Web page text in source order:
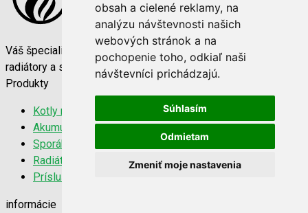
obsah a cielené reklamy, na
analýzu návštevnosti našich
webových stránok a na
pochopenie toho, odkiaľ naši
návštevníci prichádzajú.
Súhlasím
Odmietam
Zmeniť moje nastavenia
Váš špecialista na vykurovaciu techniku. Kvalitné kotly,
radiátory a sporáky za najlepšie ceny na trhu.
Produkty
Kotly na tuhé palivo
Akumulačné nádrže
Sporáky a kachle
Radiátory 22K
Príslušenstvo
informácie